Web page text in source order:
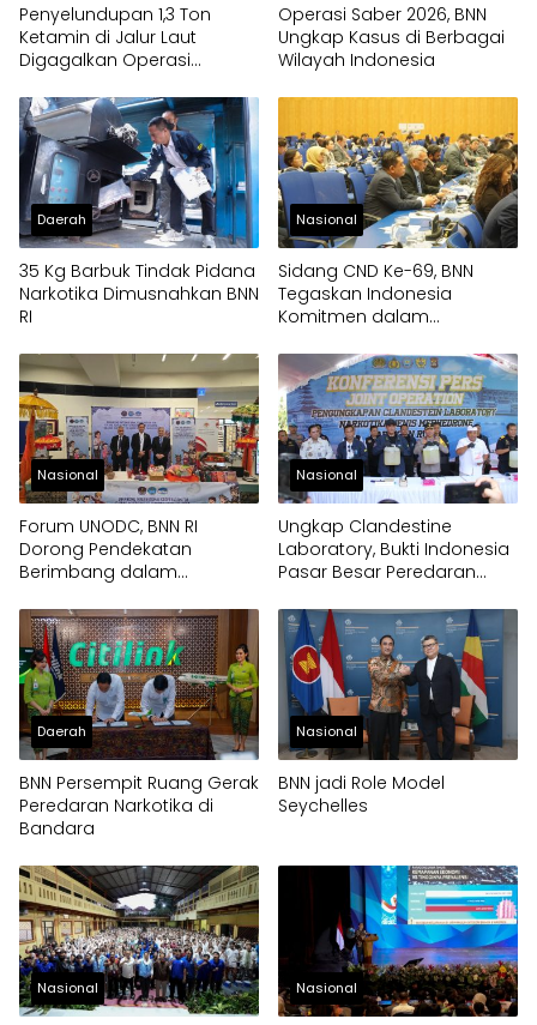
Penyelundupan 1,3 Ton
Ketamin di Jalur Laut
Digagalkan Operasi
Operasi Saber 2026, BNN
Ungkap Kasus di Berbagai
Wilayah Indonesia
Daerah
35 Kg Barbuk Tindak Pidana
Narkotika Dimusnahkan BNN
RI
Nasional
Sidang CND Ke-69, BNN
Tegaskan Indonesia
Komitmen dalam
Nasional
Forum UNODC, BNN RI
Dorong Pendekatan
Berimbang dalam
Nasional
Ungkap Clandestine
Laboratory, Bukti Indonesia
Pasar Besar Peredaran
Daerah
BNN Persempit Ruang Gerak
Peredaran Narkotika di
Bandara
Nasional
BNN jadi Role Model
Seychelles
Nasional Nasional